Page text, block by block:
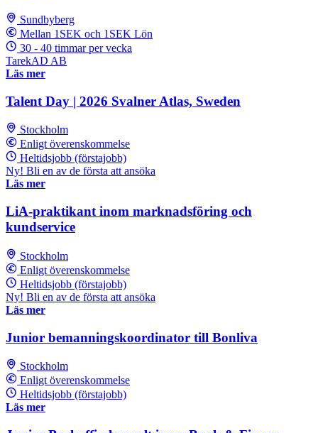
Sundbyberg
Mellan 1SEK och 1SEK Lön
30 - 40 timmar per vecka
TarekAD AB
Läs mer
Talent Day | 2026 Svalner Atlas, Sweden
Stockholm
Enligt överenskommelse
Heltidsjobb (förstajobb)
Ny! Bli en av de första att ansöka
Läs mer
LiA-praktikant inom marknadsföring och
kundservice
Stockholm
Enligt överenskommelse
Heltidsjobb (förstajobb)
Ny! Bli en av de första att ansöka
Läs mer
Junior bemanningskoordinator till Bonliva
Stockholm
Enligt överenskommelse
Heltidsjobb (förstajobb)
Läs mer